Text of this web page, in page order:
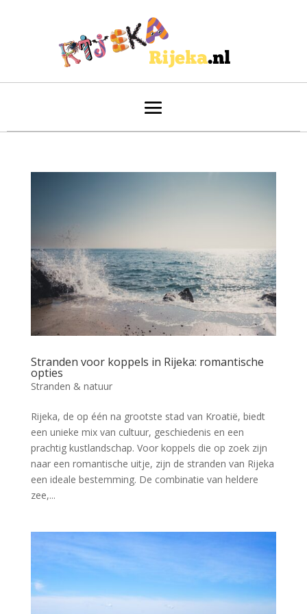
Stranden voor koppels in Rijeka: romantische
opties
Stranden & natuur
Rijeka, de op één na grootste stad van Kroatië, biedt
een unieke mix van cultuur, geschiedenis en een
prachtig kustlandschap. Voor koppels die op zoek zijn
naar een romantische uitje, zijn de stranden van Rijeka
een ideale bestemming. De combinatie van heldere
zee,...